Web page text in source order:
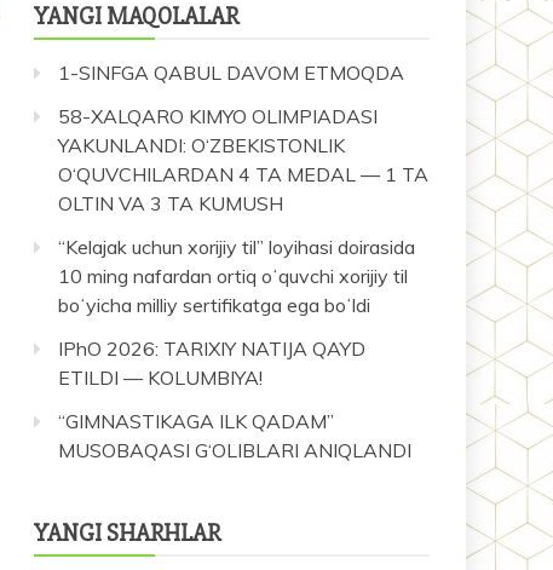
YANGI MAQOLALAR
1-SINFGA QABUL DAVOM ETMOQDA
58-XALQARO KIMYO OLIMPIADASI
YAKUNLANDI: O‘ZBEKISTONLIK
O‘QUVCHILARDAN 4 TA MEDAL — 1 TA
OLTIN VA 3 TA KUMUSH
“Kelajak uchun xorijiy til” loyihasi doirasida
10 ming nafardan ortiq oʻquvchi xorijiy til
boʻyicha milliy sertifikatga ega boʻldi
IPhO 2026: TARIXIY NATIJA QAYD
ETILDI — KOLUMBIYA!
“GIMNASTIKAGA ILK QADAM”
MUSOBAQASI G‘OLIBLARI ANIQLANDI
YANGI SHARHLAR